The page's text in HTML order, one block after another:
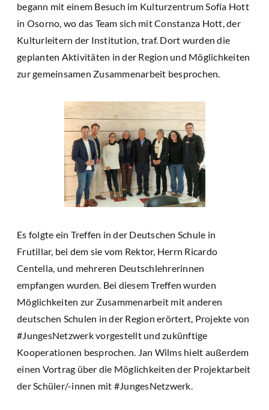
begann mit einem Besuch im Kulturzentrum Sofía Hott
in Osorno, wo das Team sich mit Constanza Hott, der
Kulturleitern der Institution, traf. Dort wurden die
geplanten Aktivitäten in der Region und Möglichkeiten
zur gemeinsamen Zusammenarbeit besprochen.
Es folgte ein Treffen in der Deutschen Schule in
Frutillar, bei dem sie vom Rektor, Herrn Ricardo
Centella, und mehreren Deutschlehrerinnen
empfangen wurden. Bei diesem Treffen wurden
Möglichkeiten zur Zusammenarbeit mit anderen
deutschen Schulen in der Region erörtert, Projekte von
#JungesNetzwerk vorgestellt und zukünftige
Kooperationen besprochen. Jan Wilms hielt außerdem
einen Vortrag über die Möglichkeiten der Projektarbeit
der Schüler/-innen mit #JungesNetzwerk.